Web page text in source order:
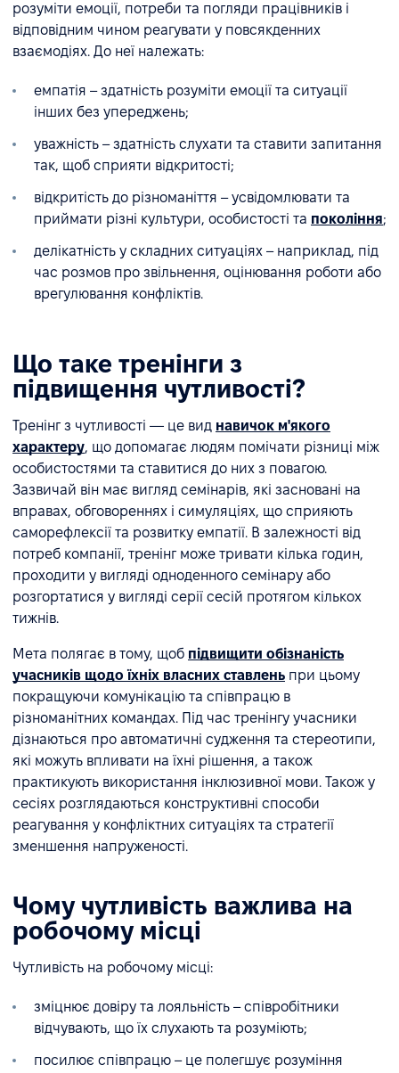
розуміти емоції, потреби та погляди працівників і
відповідним чином реагувати у повсякденних
взаємодіях. До неї належать:
емпатія – здатність розуміти емоції та ситуації
інших без упереджень;
уважність – здатність слухати та ставити запитання
так, щоб сприяти відкритості;
відкритість до різноманіття – усвідомлювати та
приймати різні культури, особистості та покоління;
делікатність у складних ситуаціях – наприклад, під
час розмов про звільнення, оцінювання роботи або
врегулювання конфліктів.
Що таке тренінги з
підвищення чутливості?
Тренінг з чутливості — це вид навичок м'якого
характеру, що допомагає людям помічати різниці між
особистостями та ставитися до них з повагою.
Зазвичай він має вигляд семінарів, які засновані на
вправах, обговореннях і симуляціях, що сприяють
саморефлексії та розвитку емпатії. В залежності від
потреб компанії, тренінг може тривати кілька годин,
проходити у вигляді одноденного семінару або
розгортатися у вигляді серії сесій протягом кількох
тижнів.
Мета полягає в тому, щоб підвищити обізнаність
учасників щодо їхніх власних ставлень при цьому
покращуючи комунікацію та співпрацю в
різноманітних командах. Під час тренінгу учасники
дізнаються про автоматичні судження та стереотипи,
які можуть впливати на їхні рішення, а також
практикують використання інклюзивної мови. Також у
сесіях розглядаються конструктивні способи
реагування у конфліктних ситуаціях та стратегії
зменшення напруженості.
Чому чутливість важлива на
робочому місці
Чутливість на робочому місці:
зміцнює довіру та лояльність – співробітники
відчувають, що їх слухають та розуміють;
посилює співпрацю – це полегшує розуміння